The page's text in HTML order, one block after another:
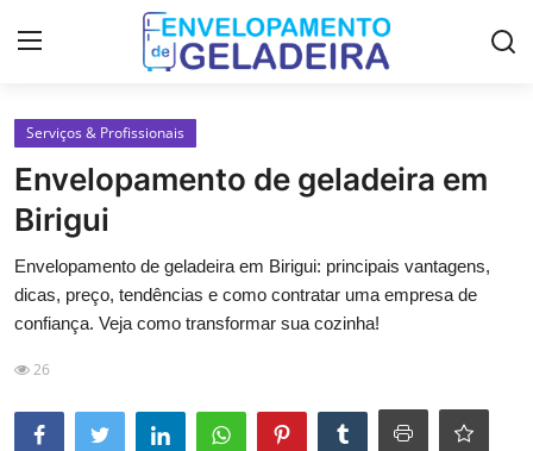
Login
Curso de Envelopamento de
Geladeira
Galeria
Serviços & Profissionais
Envelopamento de geladeira em
Birigui
Envelopamento de geladeira em Birigui: principais vantagens,
dicas, preço, tendências e como contratar uma empresa de
confiança. Veja como transformar sua cozinha!
26